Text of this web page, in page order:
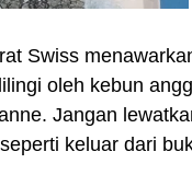
Swiss
oleh kebun
Jangan
keluar dari